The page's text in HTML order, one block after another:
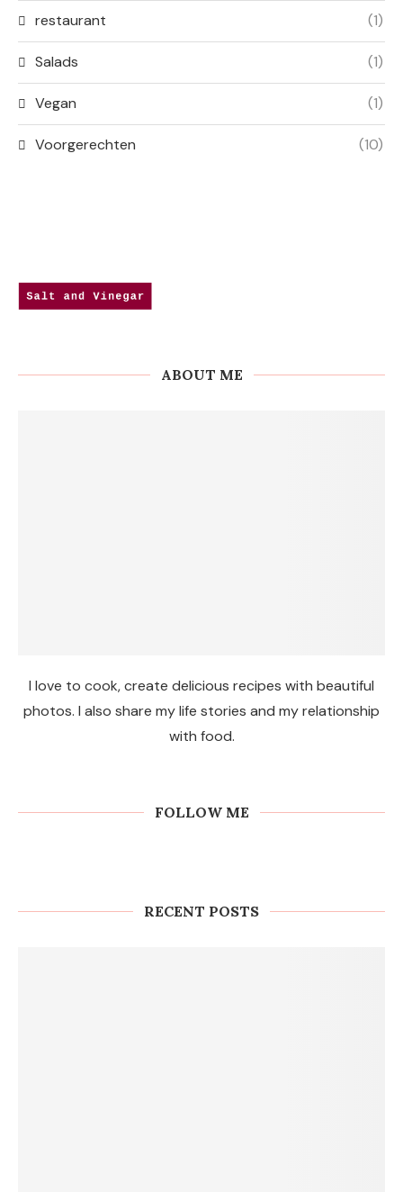
restaurant (1)
Salads (1)
Vegan (1)
Voorgerechten (10)
ABOUT ME
I love to cook, create delicious recipes with beautiful
photos. I also share my life stories and my relationship
with food.
FOLLOW ME
RECENT POSTS